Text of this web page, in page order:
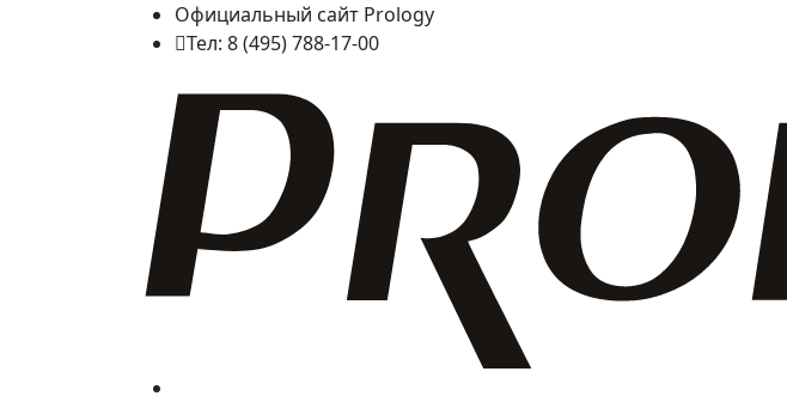
Официальный сайт Prology
Тел: 8 (495) 788-17-00